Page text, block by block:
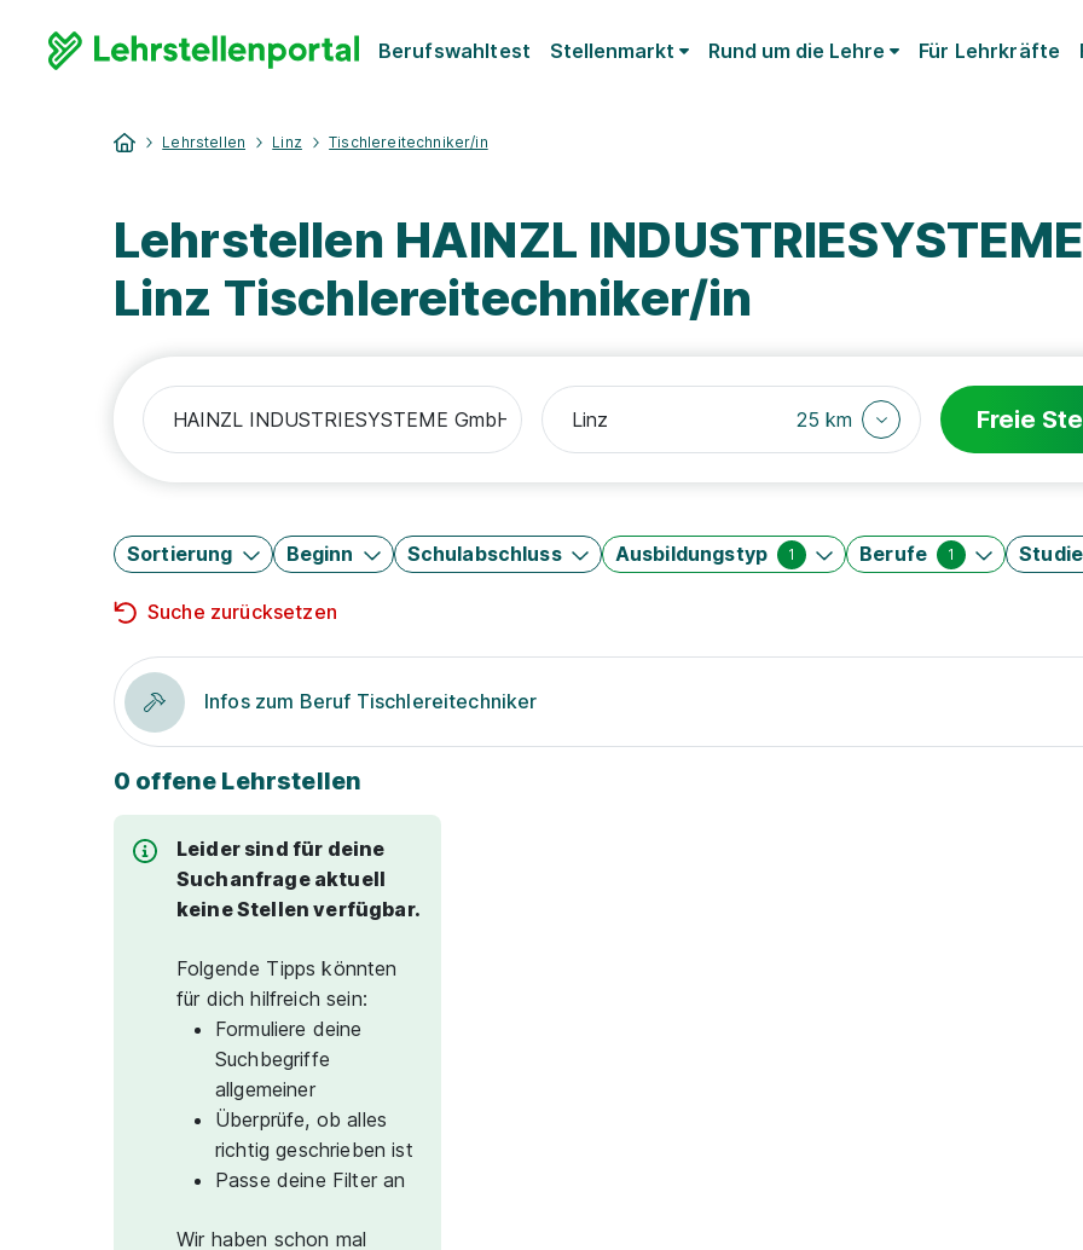
Berufswahltest Stellenmarkt Rund um die Lehre Für Lehrkräfte
Lehrstellen Linz Tischlereitechniker/in
Lehrstellen HAINZL
Linz Tischlereitechniker/in
25 km Freie
Sortierung Beginn Schulabschluss Ausbildungstyp 1 Berufe 1
Suche zurücksetzen
Infos zum Beruf Tischlereitechniker
0 offene Lehrstellen
Leider sind für deine
Suchanfrage aktuell
keine Stellen verfügbar.
Folgende Tipps könnten
für dich hilfreich sein:
Formuliere deine
Suchbegriffe
allgemeiner
Überprüfe, ob alles
richtig geschrieben ist
Passe deine Filter an
Wir haben schon mal